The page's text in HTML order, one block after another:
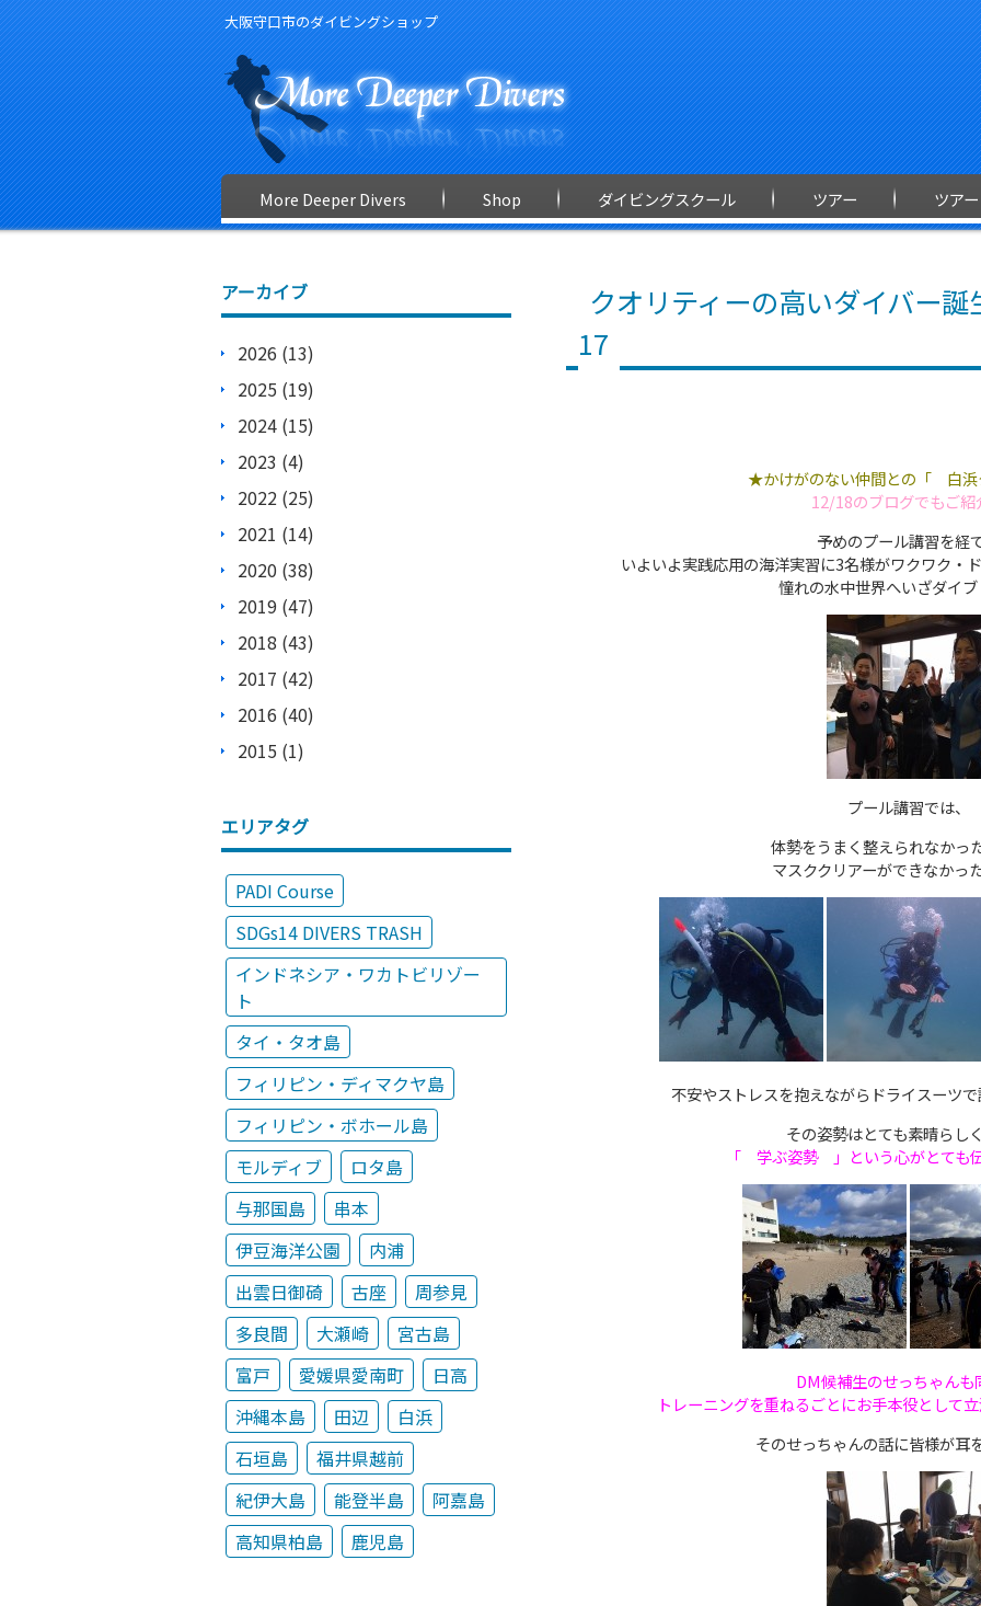
大阪守口市のダイビングショップ
More Deeper Divers Shop ダイビングスクール ツアー ツア
クオリティーの高いダイバー
17
★かけがのない仲間との「 白
12/18のブログでもご紹
予めのプール講習を経
いよいよ実践応用の海洋実習に3名様がワクワク・
憧れの水中世界へいざダイ
プール講習では、
体勢をうまく整えられなかっ
マスククリアーができなかっ
不安やストレスを抱えながらドライスーツ
その姿勢はとても素晴らし
「 学ぶ姿勢 」という心がとても
DM候補生のせっちゃんも
トレーニングを重ねるごとにお手本役として
そのせっちゃんの話に皆様が耳
アーカイブ
2026 (13)
2025 (19)
2024 (15)
2023 (4)
2022 (25)
2021 (14)
2020 (38)
2019 (47)
2018 (43)
2017 (42)
2016 (40)
2015 (1)
エリアタグ
PADI Course
SDGs14 DIVERS TRASH
インドネシア・ワカトビリゾー
ト
タイ・タオ島
フィリピン・ディマクヤ島
フィリピン・ボホール島
モルディブ
ロタ島
与那国島
串本
伊豆海洋公園
内浦
出雲日御碕
古座
周参見
多良間
大瀬崎
宮古島
富戸
愛媛県愛南町
日高
沖縄本島
田辺
白浜
石垣島
福井県越前
紀伊大島
能登半島
阿嘉島
高知県柏島
鹿児島